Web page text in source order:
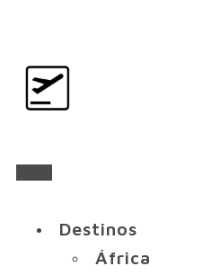
Destinos
África